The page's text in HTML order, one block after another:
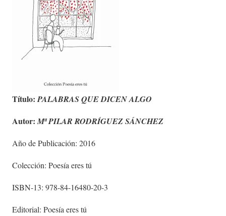
Título: PALABRAS QUE DICEN ALGO
Autor: Mª PILAR RODRÍGUEZ SÁNCHEZ
Año de Publicación: 2016
Colección: Poesía eres tú
ISBN-13: 978-84-16480-20-3
Editorial: Poesía eres tú